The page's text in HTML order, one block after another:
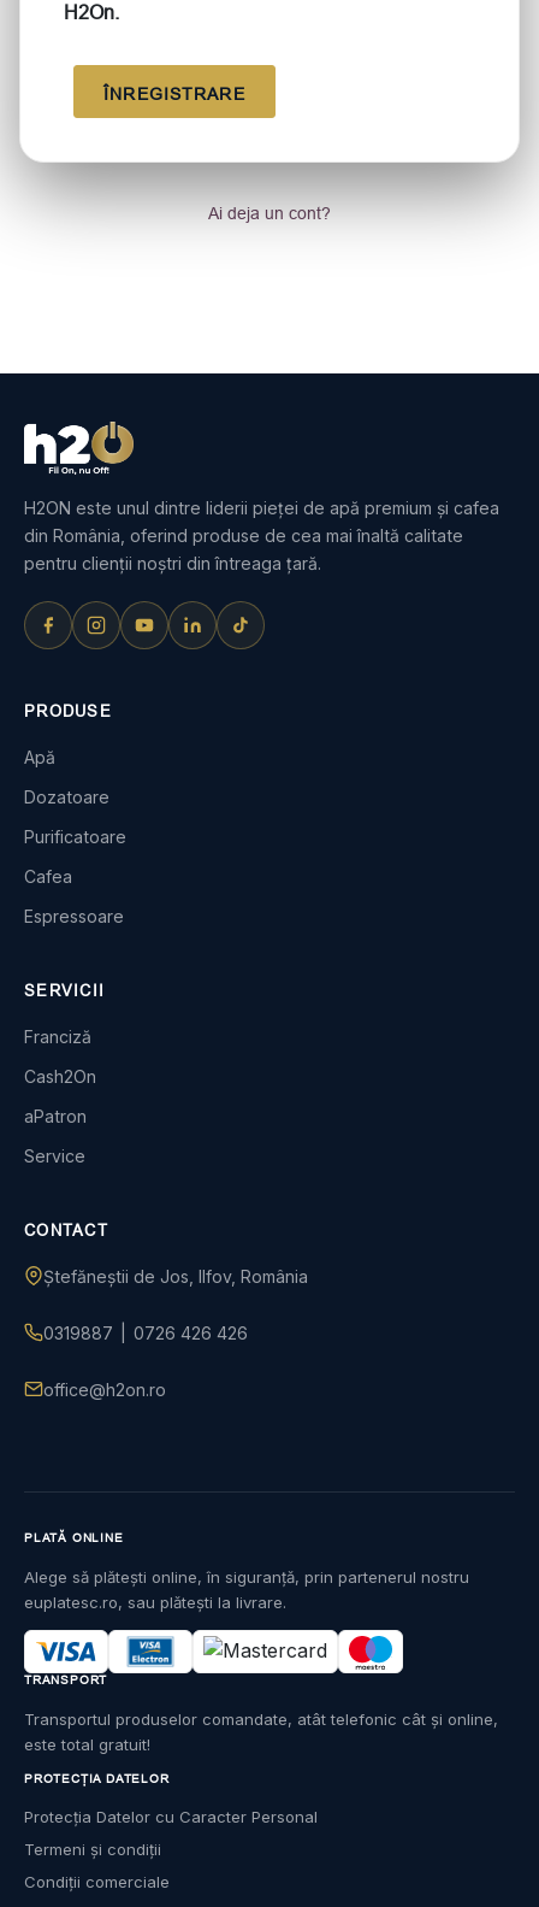
H2On.
ÎNREGISTRARE
Ai deja un cont?
H2ON este unul dintre liderii pieței de apă premium și cafea
din România, oferind produse de cea mai înaltă calitate
pentru clienții noștri din întreaga țară.
PRODUSE
Apă
Dozatoare
Purificatoare
Cafea
Espressoare
SERVICII
Franciză
Cash2On
aPatron
Service
CONTACT
Ștefăneștii de Jos, Ilfov, România
0319887 0726 426 426
office@h2on.ro
PROTECȚIA DATELOR
Protecția Datelor cu Caracter Personal
Termeni și condiții
Condiții comerciale
PLATĂ ONLINE
Alege să plătești online, în siguranță, prin partenerul nostru
euplatesc.ro, sau plătești la livrare.
TRANSPORT
Transportul produselor comandate, atât telefonic cât și online,
este total gratuit!